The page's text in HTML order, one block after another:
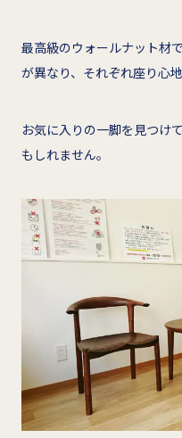
最高級のウォールナット材
が異なり、それぞれ座り心
お気に入りの一脚を見つけ
もしれません。